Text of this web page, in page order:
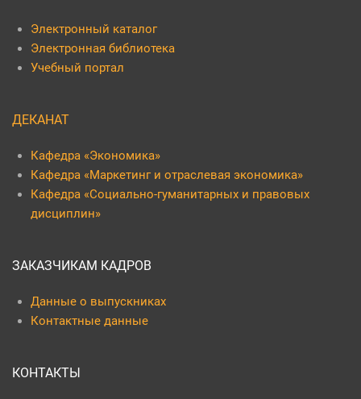
Электронный каталог
Электронная библиотека
Учебный портал
ДЕКАНАТ
Кафедра «Экономика»
Кафедра «Маркетинг и отраслевая экономика»
Кафедра «Социально-гуманитарных и правовых
дисциплин»
ЗАКАЗЧИКАМ КАДРОВ
Данные о выпускниках
Контактные данные
КОНТАКТЫ